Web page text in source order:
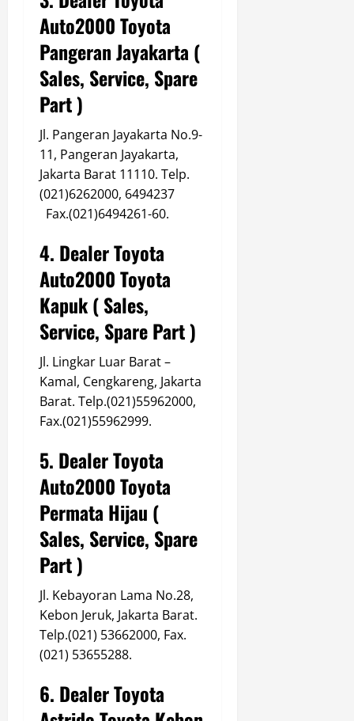
Auto2000 Toyota
Pangeran Jayakarta (
Sales, Service, Spare
Part )
Jl. Pangeran Jayakarta No.9-
11, Pangeran Jayakarta,
Jakarta Barat 11110. Telp.
(021)6262000, 6494237
Fax.(021)6494261-60.
4. Dealer Toyota
Auto2000 Toyota
Kapuk ( Sales,
Service, Spare Part )
Jl. Lingkar Luar Barat –
Kamal, Cengkareng, Jakarta
Barat. Telp.(021)55962000,
Fax.(021)55962999.
5. Dealer Toyota
Auto2000 Toyota
Permata Hijau (
Sales, Service, Spare
Part )
Jl. Kebayoran Lama No.28,
Kebon Jeruk, Jakarta Barat.
Telp.(021) 53662000, Fax.
(021) 53655288.
6. Dealer Toyota